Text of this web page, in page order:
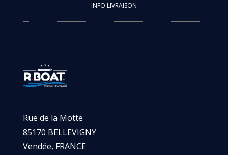
INFO LIVRAISON
Rue de la Motte
85170 BELLEVIGNY
Vendée, FRANCE